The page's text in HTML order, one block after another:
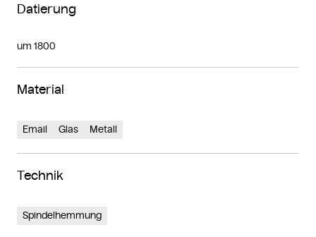
Datierung
um 1800
Material
Email Glas Metall
Technik
Spindelhemmung